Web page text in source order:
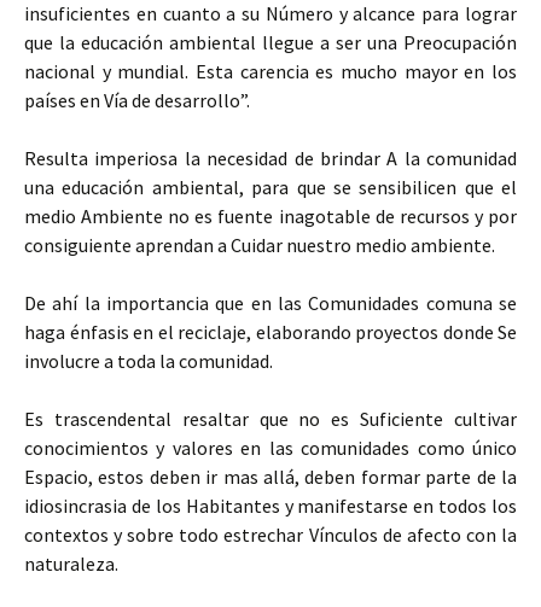
insuficientes en cuanto a su Número y alcance para lograr
que la educación ambiental llegue a ser una Preocupación
nacional y mundial. Esta carencia es mucho mayor en los
países en Vía de desarrollo”.
Resulta imperiosa la necesidad de brindar A la comunidad
una educación ambiental, para que se sensibilicen que el
medio Ambiente no es fuente inagotable de recursos y por
consiguiente aprendan a Cuidar nuestro medio ambiente.
De ahí la importancia que en las Comunidades comuna se
haga énfasis en el reciclaje, elaborando proyectos donde Se
involucre a toda la comunidad.
Es trascendental resaltar que no es Suficiente cultivar
conocimientos y valores en las comunidades como único
Espacio, estos deben ir mas allá, deben formar parte de la
idiosincrasia de los Habitantes y manifestarse en todos los
contextos y sobre todo estrechar Vínculos de afecto con la
naturaleza.